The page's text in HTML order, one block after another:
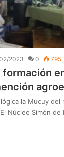
2023 0 795
la Mucuy
Núcleo Simón de